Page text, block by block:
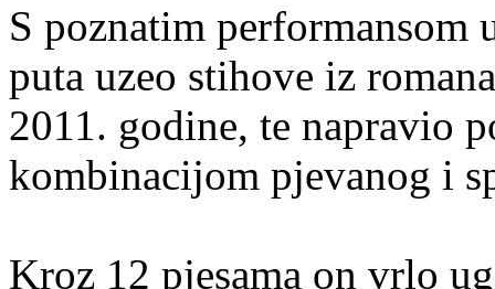
S poznatim
puta uzeo stihove iz
2011. godine, te napravio
kombinacijom pjevanog i
Kroz 12 pjesama on vrlo